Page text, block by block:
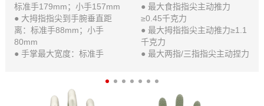
标准手179mm；小手157mm
● 大拇指指尖到手腕垂直距
离：标准手88mm；小手
80mm
● 手掌最大宽度：标准手
手13mm；小手12mm
● 手腕高度（接受腔内）：标
● 最大食指指尖主动推力
≥0.45千克力
● 最大拇指指尖主动推力≥1.1
千克力
● 最大两指/三指指尖主动捏力
6千克